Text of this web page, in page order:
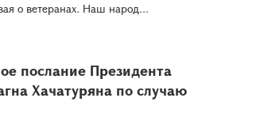
о ветеранах. Наш народ...
послание Президента
Хачатуряна по случаю